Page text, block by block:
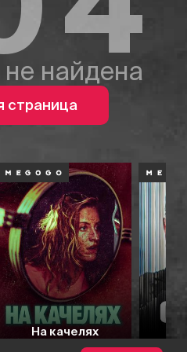
найдена
страница
На качелях